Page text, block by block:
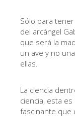
Sólo para
del arcángel
que será la
un ave y no
ellas.
La ciencia
ciencia, esta
fascinante que